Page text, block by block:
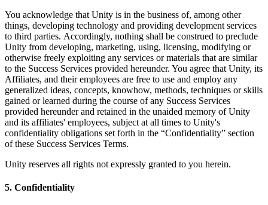
You acknowledge that Unity is in the business of, among other
things, developing technology and providing development services
to third parties. Accordingly, nothing shall be construed to preclude
Unity from developing, marketing, using, licensing, modifying or
otherwise freely exploiting any services or materials that are similar
to the Success Services provided hereunder. You agree that Unity, its
Affiliates, and their employees are free to use and employ any
generalized ideas, concepts, knowhow, methods, techniques or skills
gained or learned during the course of any Success Services
provided hereunder and retained in the unaided memory of Unity
and its affiliates' employees, subject at all times to Unity's
confidentiality obligations set forth in the “Confidentiality” section
of these Success Services Terms.
Unity reserves all rights not expressly granted to you herein.
5. Confidentiality